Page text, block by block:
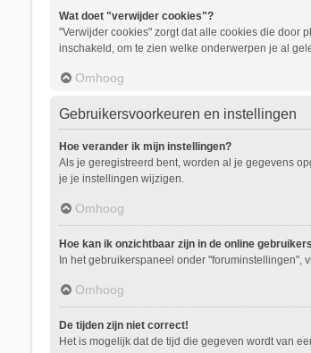
Wat doet "verwijder cookies"?
"Verwijder cookies" zorgt dat alle cookies die door
inschakeld, om te zien welke onderwerpen je al
Omhoog
Gebruikersvoorkeuren en instellingen
Hoe verander ik mijn instellingen?
Als je geregistreerd bent, worden al je gegevens
je je instellingen wijzigen.
Omhoog
Hoe kan ik onzichtbaar zijn in de online
In het gebruikerspaneel onder "foruminstellingen",
Omhoog
De tijden zijn niet correct!
Het is mogelijk dat de tijd die gegeven wordt van